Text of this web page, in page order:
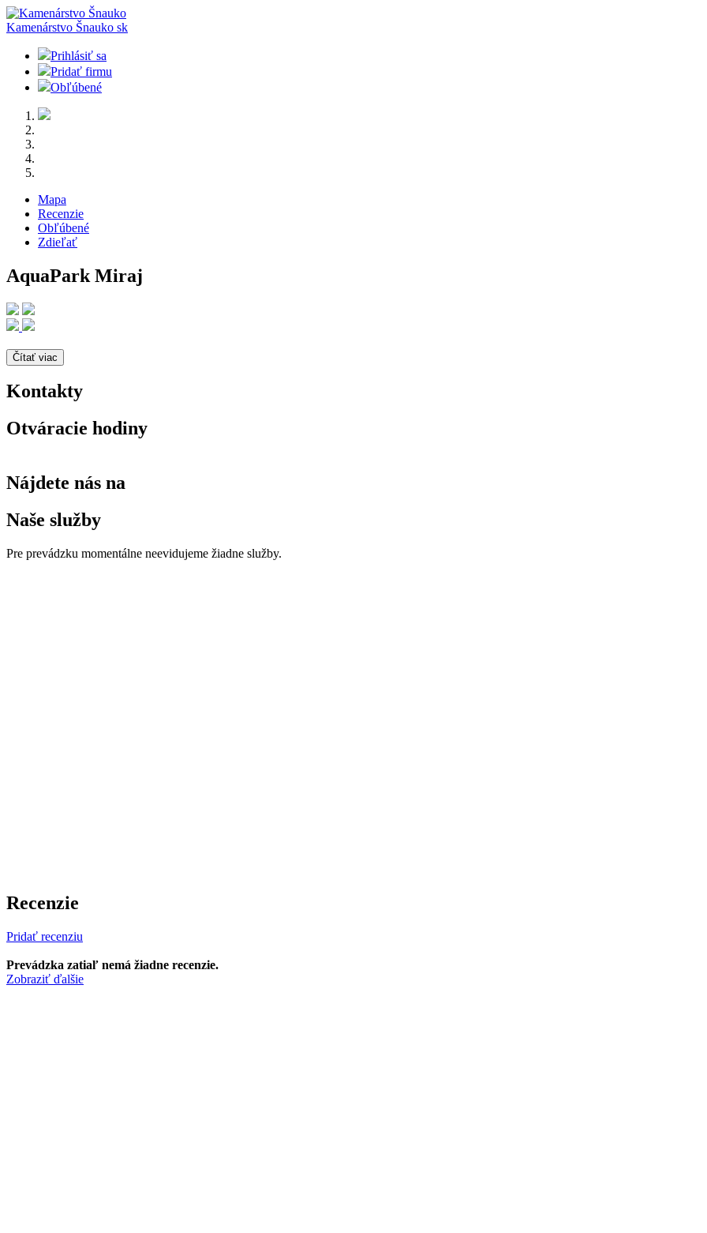
Kamenárstvo Šnauko sk
Prihlásiť sa
Pridať firmu
Obľúbené
Mapa
Recenzie
Obľúbené
Zdieľať
AquaPark Miraj
Čítať viac
Kontakty
Otváracie hodiny
Nájdete nás na
Naše služby
Pre prevádzku momentálne neevidujeme žiadne služby.
Recenzie
Pridať recenziu
Prevádzka zatiaľ nemá žiadne recenzie.
Zobraziť ďalšie